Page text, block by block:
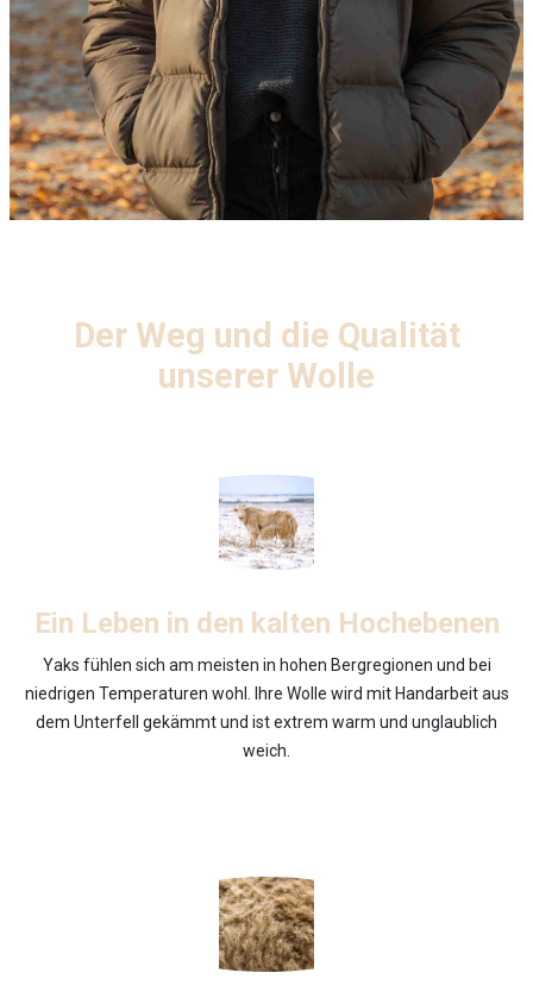
Der Weg und die Qualität
unserer Wolle
Ein Leben in den kalten Hochebenen
Yaks fühlen sich am meisten in hohen Bergregionen und bei
niedrigen Temperaturen wohl. Ihre Wolle wird mit Handarbeit aus
dem Unterfell gekämmt und ist extrem warm und unglaublich
weich.